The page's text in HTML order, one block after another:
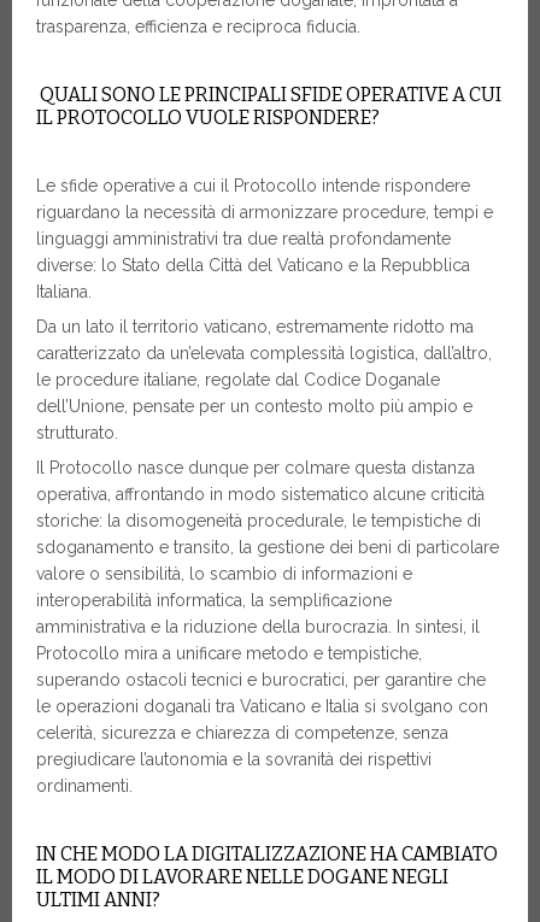
trasparenza, efficienza e reciproca fiducia.
QUALI SONO LE PRINCIPALI SFIDE OPERATIVE A CUI
IL PROTOCOLLO VUOLE RISPONDERE?
Le sfide operative a cui il Protocollo intende rispondere
riguardano la necessità di armonizzare procedure, tempi e
linguaggi amministrativi tra due realtà profondamente
diverse: lo Stato della Città del Vaticano e la Repubblica
Italiana.
Da un lato il territorio vaticano, estremamente ridotto ma
caratterizzato da un’elevata complessità logistica, dall’altro,
le procedure italiane, regolate dal Codice Doganale
dell’Unione, pensate per un contesto molto più ampio e
strutturato.
Il Protocollo nasce dunque per colmare questa distanza
operativa, affrontando in modo sistematico alcune criticità
storiche: la disomogeneità procedurale, le tempistiche di
sdoganamento e transito, la gestione dei beni di particolare
valore o sensibilità, lo scambio di informazioni e
interoperabilità informatica, la semplificazione
amministrativa e la riduzione della burocrazia. In sintesi, il
Protocollo mira a unificare metodo e tempistiche,
superando ostacoli tecnici e burocratici, per garantire che
le operazioni doganali tra Vaticano e Italia si svolgano con
celerità, sicurezza e chiarezza di competenze, senza
pregiudicare l’autonomia e la sovranità dei rispettivi
ordinamenti.
IN CHE MODO LA DIGITALIZZAZIONE HA CAMBIATO
IL MODO DI LAVORARE NELLE DOGANE NEGLI
ULTIMI ANNI?